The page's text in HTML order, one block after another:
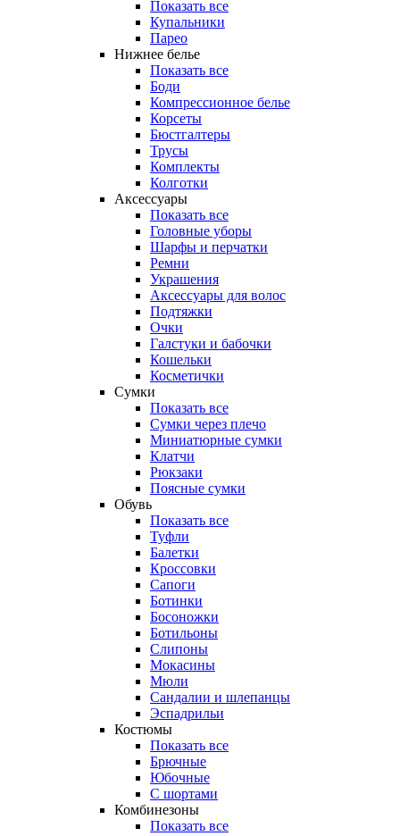
Показать все
Купальники
Парео
Нижнее белье
Показать все
Боди
Компрессионное белье
Корсеты
Бюстгалтеры
Трусы
Комплекты
Колготки
Аксессуары
Показать все
Головные уборы
Шарфы и перчатки
Ремни
Украшения
Аксессуары для волос
Подтяжки
Очки
Галстуки и бабочки
Кошельки
Косметички
Сумки
Показать все
Сумки через плечо
Миниатюрные cумки
Клатчи
Рюкзаки
Поясные сумки
Обувь
Показать все
Туфли
Балетки
Кроссовки
Сапоги
Ботинки
Босоножки
Ботильоны
Слипоны
Мокасины
Мюли
Сандалии и шлепанцы
Эспадрильи
Костюмы
Показать все
Брючные
Юбочные
С шортами
Комбинезоны
Показать все